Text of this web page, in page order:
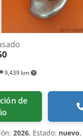
9,439 km
2026, Estado: nuevo